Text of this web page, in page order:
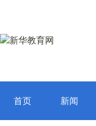
首页 新闻